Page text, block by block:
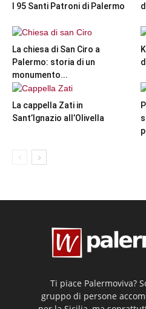
I 95 Santi Patroni di Palermo
La chiesa di San Ciro a
Palermo: storia di un
monumento...
La cappella Zati in
Sant’Ignazio all’Olivella
Ti piace Palermoviva?
gruppo di persone